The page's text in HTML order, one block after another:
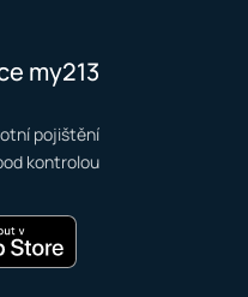
my213
pojištění
kontrolou